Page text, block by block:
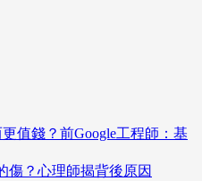
值錢？前Google工程師：基
傷？心理師揭背後原因